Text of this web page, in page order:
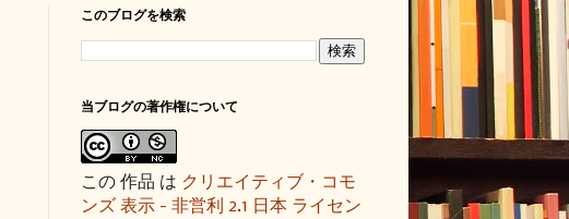
このブログを検索
当ブログの著作権について
この 作品 は クリエイティブ・コモ
ンズ 表示 - 非営利 2.1 日本 ライセン